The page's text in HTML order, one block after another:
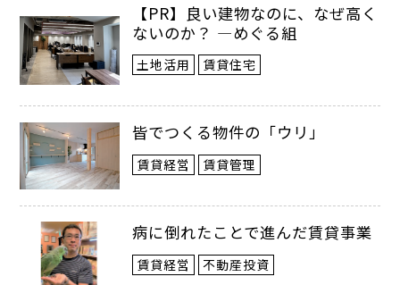
【PR】良い建物なのに、なぜ高く
ないのか？ ―めぐる組
土地活用 賃貸住宅
皆でつくる物件の「ウリ」
賃貸経営 賃貸管理
病に倒れたことで進んだ賃貸事業
賃貸経営 不動産投資